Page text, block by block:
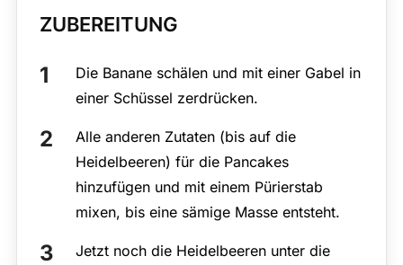
ZUBEREITUNG
Die Banane schälen und mit einer Gabel in
einer Schüssel zerdrücken.
Alle anderen Zutaten (bis auf die
Heidelbeeren) für die Pancakes
hinzufügen und mit einem Pürierstab
mixen, bis eine sämige Masse entsteht.
Jetzt noch die Heidelbeeren unter die